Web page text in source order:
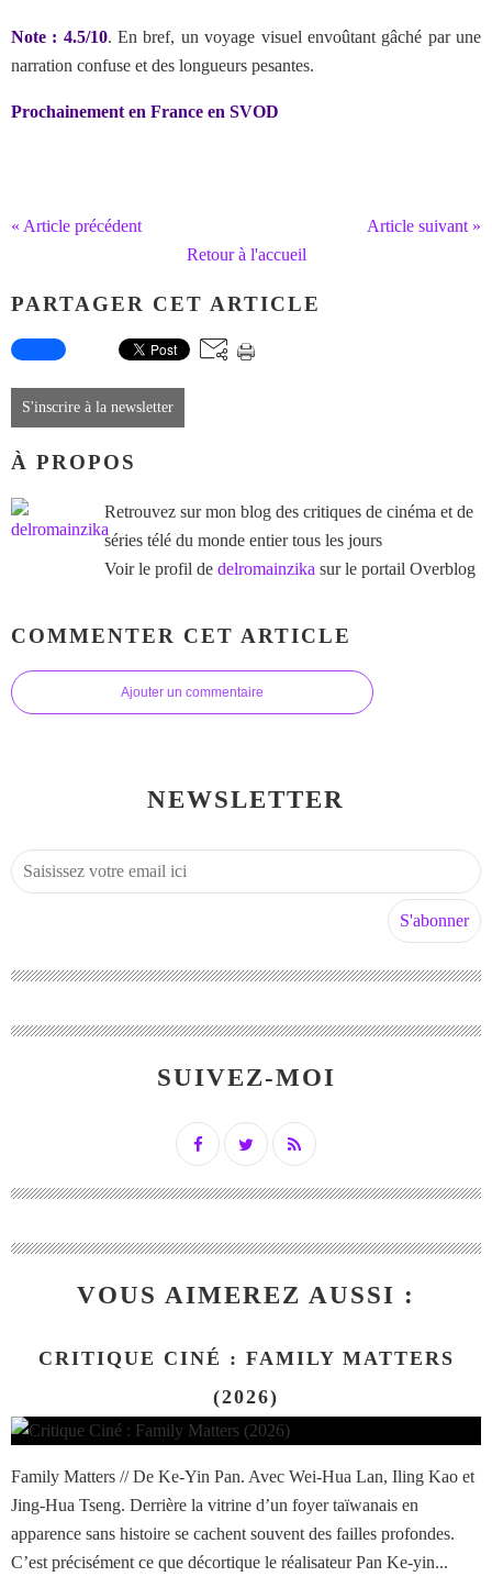
Note : 4.5/10. En bref, un voyage visuel envoûtant gâché par une
narration confuse et des longueurs pesantes.
Prochainement en France en SVOD
« Article précédent
Article suivant »
Retour à l'accueil
PARTAGER CET ARTICLE
S'inscrire à la newsletter
À PROPOS
Retrouvez sur mon blog des critiques de cinéma et de
séries télé du monde entier tous les jours
Voir le profil de delromainzika sur le portail Overblog
COMMENTER CET ARTICLE
Ajouter un commentaire
NEWSLETTER
SUIVEZ-MOI
VOUS AIMEREZ AUSSI :
CRITIQUE CINÉ : FAMILY MATTERS
(2026)
Family Matters // De Ke-Yin Pan. Avec Wei-Hua Lan, Iling Kao et
Jing-Hua Tseng. Derrière la vitrine d’un foyer taïwanais en
apparence sans histoire se cachent souvent des failles profondes.
C’est précisément ce que décortique le réalisateur Pan Ke-yin...